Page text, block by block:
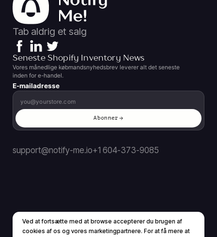
Ved at fortsætte med at browse accepterer du brugen af ​​
cookies af os og vores marketingpartnere. For at få mere at
Tab aldrig et salg
Seneste Shopify Inventory News
Vores månedlige købmandsnyhedsbrev leverer alt det seneste
inden for e-handel.
E-mailadresse
Abonner
support@notify-me.io+1 604-373-9085
DA ▼